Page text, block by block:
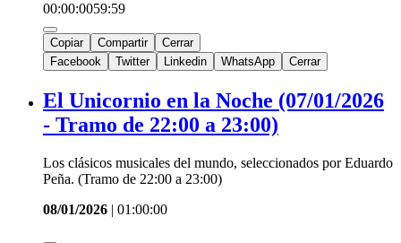
00:00:0059:59
Copiar Compartir
Cerrar
Facebook
Twitter Linkedin WhatsApp Cerrar
El Unicornio en la Noche (07/01/2026
- Tramo de 22:00 a 23:00)
Los clásicos musicales del mundo, seleccionados por Eduardo
Peña. (Tramo de 22:00 a 23:00)
08/01/2026 | 01:00:00